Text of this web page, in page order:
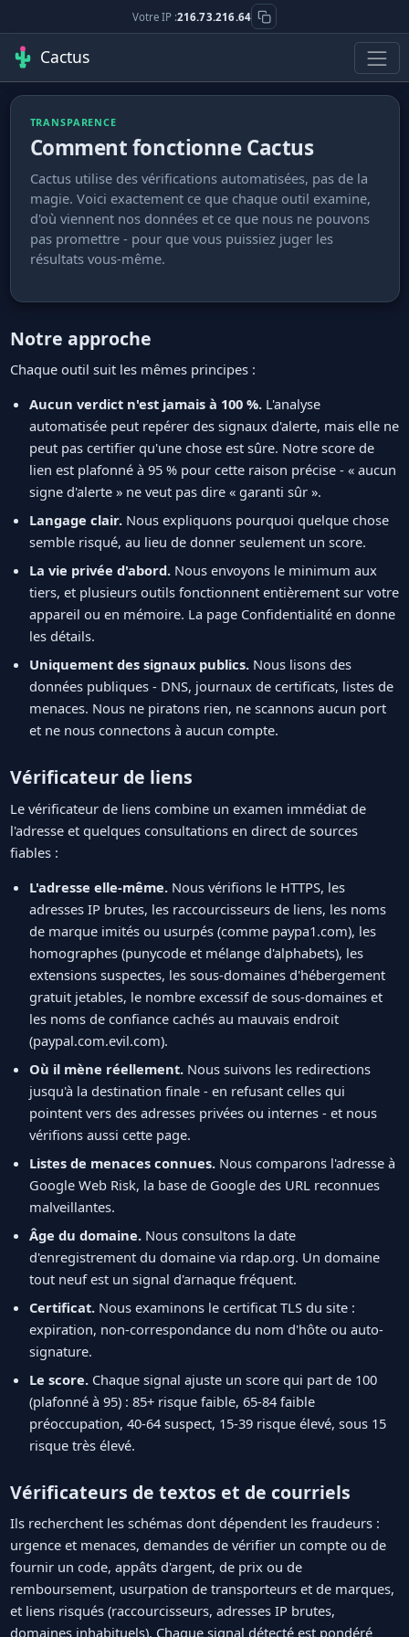
Votre IP :216.73.216.64
Cactus
TRANSPARENCE
Comment fonctionne Cactus
Cactus utilise des vérifications automatisées, pas de la
magie. Voici exactement ce que chaque outil examine,
d'où viennent nos données et ce que nous ne pouvons
pas promettre - pour que vous puissiez juger les
résultats vous-même.
Notre approche
Chaque outil suit les mêmes principes :
Aucun verdict n'est jamais à 100 %.L'analyse
automatisée peut repérer des signaux d'alerte, mais elle ne
peut pas certifier qu'une chose est sûre. Notre score de
lien est plafonné à 95 % pour cette raison précise - « aucun
signe d'alerte » ne veut pas dire « garanti sûr ».
Langage clair.Nous expliquons pourquoi quelque chose
semble risqué, au lieu de donner seulement un score.
La vie privée d'abord.Nous envoyons le minimum aux
tiers, et plusieurs outils fonctionnent entièrement sur votre
appareil ou en mémoire. La page Confidentialité en donne
les détails.
Uniquement des signaux publics.Nous lisons des
données publiques - DNS, journaux de certificats, listes de
menaces. Nous ne piratons rien, ne scannons aucun port
et ne nous connectons à aucun compte.
Vérificateur de liens
Le vérificateur de liens combine un examen immédiat de
l'adresse et quelques consultations en direct de sources
fiables :
L'adresse elle-même.Nous vérifions le HTTPS, les
adresses IP brutes, les raccourcisseurs de liens, les noms
de marque imités ou usurpés (comme paypa1.com), les
homographes (punycode et mélange d'alphabets), les
extensions suspectes, les sous-domaines d'hébergement
gratuit jetables, le nombre excessif de sous-domaines et
les noms de confiance cachés au mauvais endroit
(paypal.com.evil.com).
Où il mène réellement.Nous suivons les redirections
jusqu'à la destination finale - en refusant celles qui
pointent vers des adresses privées ou internes - et nous
vérifions aussi cette page.
Listes de menaces connues.Nous comparons l'adresse à
Google Web Risk, la base de Google des URL reconnues
malveillantes.
Âge du domaine.Nous consultons la date
d'enregistrement du domaine via rdap.org. Un domaine
tout neuf est un signal d'arnaque fréquent.
Certificat.Nous examinons le certificat TLS du site :
expiration, non-correspondance du nom d'hôte ou auto-
signature.
Le score.Chaque signal ajuste un score qui part de 100
(plafonné à 95) : 85+ risque faible, 65-84 faible
préoccupation, 40-64 suspect, 15-39 risque élevé, sous 15
risque très élevé.
Vérificateurs de textos et de courriels
Ils recherchent les schémas dont dépendent les fraudeurs :
urgence et menaces, demandes de vérifier un compte ou de
fournir un code, appâts d'argent, de prix ou de
remboursement, usurpation de transporteurs et de marques,
et liens risqués (raccourcisseurs, adresses IP brutes,
domaines inhabituels). Chaque signal détecté est pondéré